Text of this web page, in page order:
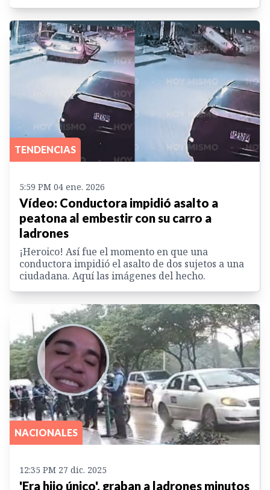
TENDENCIAS
5:59 PM 04 ene. 2026
Vídeo: Conductora impidió asalto a
peatona al embestir con su carro a
ladrones
¡Heroico! Así fue el momento en que una
conductora impidió el asalto de dos sujetos a una
ciudadana. Aquí las imágenes del hecho.
NACIONALES
12:35 PM 27 dic. 2025
'Era hijo único', graban a ladrones minutos